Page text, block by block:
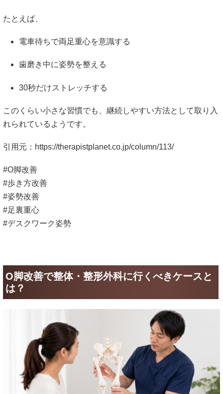
たとえば、
電車待ちで両足重心を意識する
歯磨き中に姿勢を整える
30秒だけストレッチする
このくらい小さな習慣でも、継続しやすい方法として取り入
れられているようです。
引用元： https://therapistplanet.co.jp/column/113/
#O脚改善
#歩き方改善
#姿勢改善
#足裏重心
#デスクワーク姿勢
O脚改善で整体・整形外科に行くべきケースと
は？